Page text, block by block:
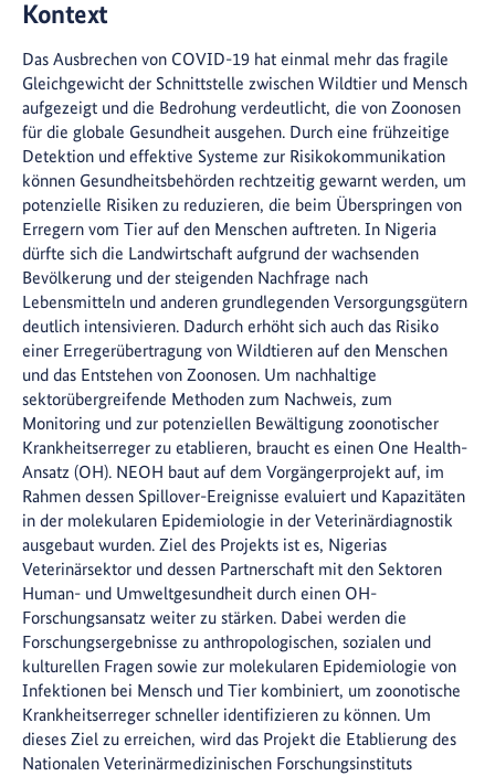
Kontext
Das Ausbrechen von COVID-19 hat einmal mehr das fragile
Gleichgewicht der Schnittstelle zwischen Wildtier und Mensch
aufgezeigt und die Bedrohung verdeutlicht, die von Zoonosen
für die globale Gesundheit ausgehen. Durch eine frühzeitige
Detektion und effektive Systeme zur Risikokommunikation
können Gesundheitsbehörden rechtzeitig gewarnt werden, um
potenzielle Risiken zu reduzieren, die beim Überspringen von
Erregern vom Tier auf den Menschen auftreten. In Nigeria
dürfte sich die Landwirtschaft aufgrund der wachsenden
Bevölkerung und der steigenden Nachfrage nach
Lebensmitteln und anderen grundlegenden Versorgungsgütern
deutlich intensivieren. Dadurch erhöht sich auch das Risiko
einer Erregerübertragung von Wildtieren auf den Menschen
und das Entstehen von Zoonosen. Um nachhaltige
sektorübergreifende Methoden zum Nachweis, zum
Monitoring und zur potenziellen Bewältigung zoonotischer
Krankheitserreger zu etablieren, braucht es einen One Health-
Ansatz (OH). NEOH baut auf dem Vorgängerprojekt auf, im
Rahmen dessen Spillover-Ereignisse evaluiert und Kapazitäten
in der molekularen Epidemiologie in der Veterinärdiagnostik
ausgebaut wurden. Ziel des Projekts ist es, Nigerias
Veterinärsektor und dessen Partnerschaft mit den Sektoren
Human- und Umweltgesundheit durch einen OH-
Forschungsansatz weiter zu stärken. Dabei werden die
Forschungsergebnisse zu anthropologischen, sozialen und
kulturellen Fragen sowie zur molekularen Epidemiologie von
Infektionen bei Mensch und Tier kombiniert, um zoonotische
Krankheitserreger schneller identifizieren zu können. Um
dieses Ziel zu erreichen, wird das Projekt die Etablierung des
Nationalen Veterinärmedizinischen Forschungsinstituts